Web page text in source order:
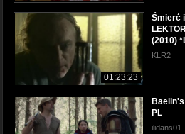
01:23:23
Śmierć
(2010)
KLR2
PL
ilidans01